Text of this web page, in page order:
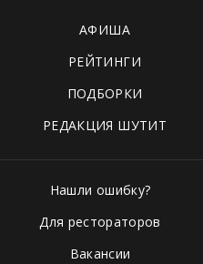
АФИША
РЕЙТИНГИ
ПОДБОРКИ
РЕДАКЦИЯ ШУТИТ
Нашли ошибку?
Для рестораторов
Вакансии